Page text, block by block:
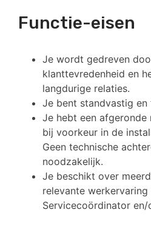
Functie-eisen
Je wordt gedreven
klanttevredenheid en
langdurige relaties.
Je bent standvastig en
Je hebt een afgeronde
bij voorkeur in de
Geen technische
noodzakelijk.
Je beschikt over
relevante werkervaring
Servicecoördinator en/